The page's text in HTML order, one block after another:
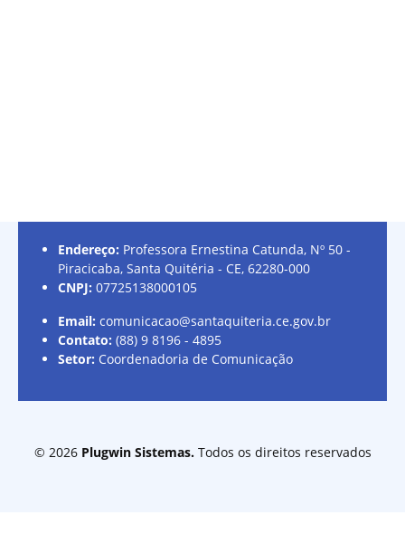
Endereço: Professora Ernestina Catunda, Nº 50 -
Piracicaba, Santa Quitéria - CE, 62280-000
CNPJ: 07725138000105
Email: comunicacao@santaquiteria.ce.gov.br
Contato: (88) 9 8196 - 4895
Setor: Coordenadoria de Comunicação
© 2026 Plugwin Sistemas.Todos os direitos reservados